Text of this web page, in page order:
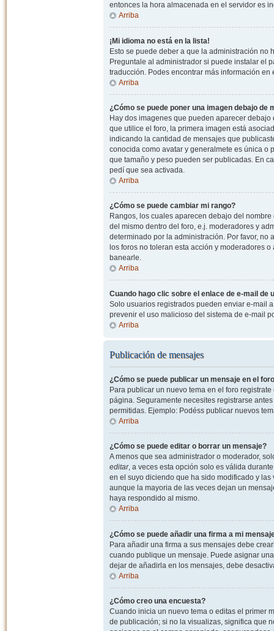
entonces la hora almacenada en el servidor es
Arriba
¡Mi idioma no está en la lista!
Esto se puede deber a que la administración no
Preguntale al administrador si puede instalar el
traducción. Podes encontrar más información
Arriba
¿Cómo se puede poner una imagen debajo de
Hay dos imagenes que pueden aparecer
que utilice el foro, la primera imagen está
indicando la cantidad de mensajes que
conocida como avatar y generalmete es única o
que tamaño y peso pueden ser publicadas. En
pedí que sea activada.
Arriba
¿Cómo se puede cambiar mi rango?
Rangos, los cuales aparecen debajo del
del mismo dentro del foro, e.j. moderadores y
determinado por la administración. Por favor,
los foros no toleran esta acción y moderadores
banearle.
Arriba
Cuando hago clic sobre el enlace de e-mail de
Solo usuarios registrados pueden enviar e-mail
prevenir el uso malicioso del sistema de e-mail
Arriba
Publicación de mensajes
¿Cómo se puede publicar un mensaje en el
Para publicar un nuevo tema en el foro
página. Seguramente necesites registrarse
permitidas. Ejemplo: Podéss publicar nuevos
Arriba
¿Cómo se puede editar o borrar un mensaje?
A menos que sea administrador o moderador,
editar, a veces esta opción solo es válida
en el suyo diciendo que ha sido modificado y
aunque la mayoria de las veces dejan un
haya respondido al mismo.
Arriba
¿Cómo se puede añadir una firma a mi
Para añadir una firma a sus mensajes debe
cuando publique un mensaje. Puede asignar
dejar de añadirla en los mensajes, debe
Arriba
¿Cómo creo una encuesta?
Cuando inicia un nuevo tema o editas el primer
de publicación; si no la visualizas, significa que